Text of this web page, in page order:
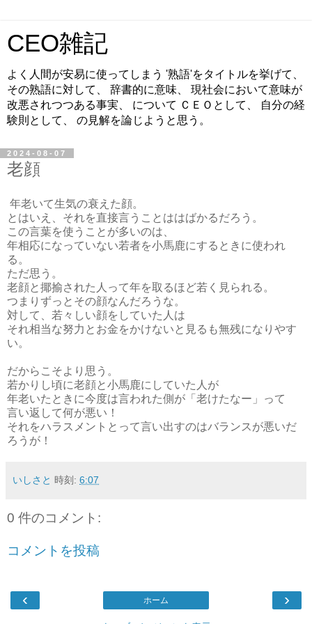
CEO雑記
よく人間が安易に使ってしまう '熟語'をタイトルを挙げて、
その熟語に対して、 辞書的に意味、 現社会において意味が
改悪されつつある事実、 について ＣＥＯとして、 自分の経
験則として、 の見解を論じようと思う。
2024-08-07
老顔
年老いて生気の衰えた顔。
とはいえ、それを直接言うことははばかるだろう。
この言葉を使うことが多いのは、
年相応になっていない若者を小馬鹿にするときに使われ
る。
ただ思う。
老顔と揶揄された人って年を取るほど若く見られる。
つまりずっとその顔なんだろうな。
対して、若々しい顔をしていた人は
それ相当な努力とお金をかけないと見るも無残になりやす
い。
だからこそより思う。
若かりし頃に老顔と小馬鹿にしていた人が
年老いたときに今度は言われた側が「老けたなー」って
言い返して何が悪い！
それをハラスメントとって言い出すのはバランスが悪いだ
ろうが！
いしさと 時刻: 6:07
0 件のコメント:
コメントを投稿
‹ ›
ホーム